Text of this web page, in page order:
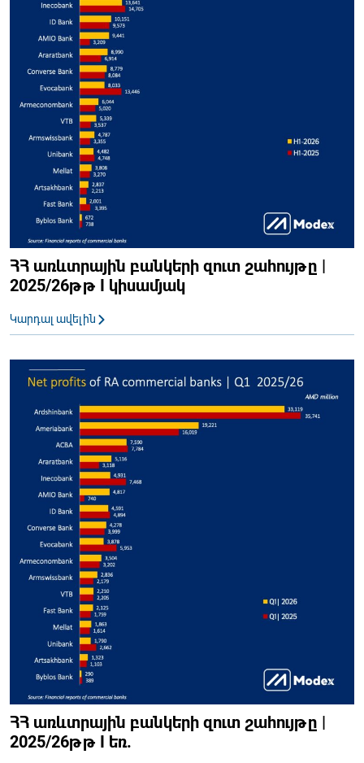
ՀՀ առևտրային բանկերի զուտ շահույթը |
2025/26թթ I կիսամյակ
Կարդալ ավելին
ՀՀ առևտրային բանկերի զուտ շահույթը |
2025/26թթ I եռ.